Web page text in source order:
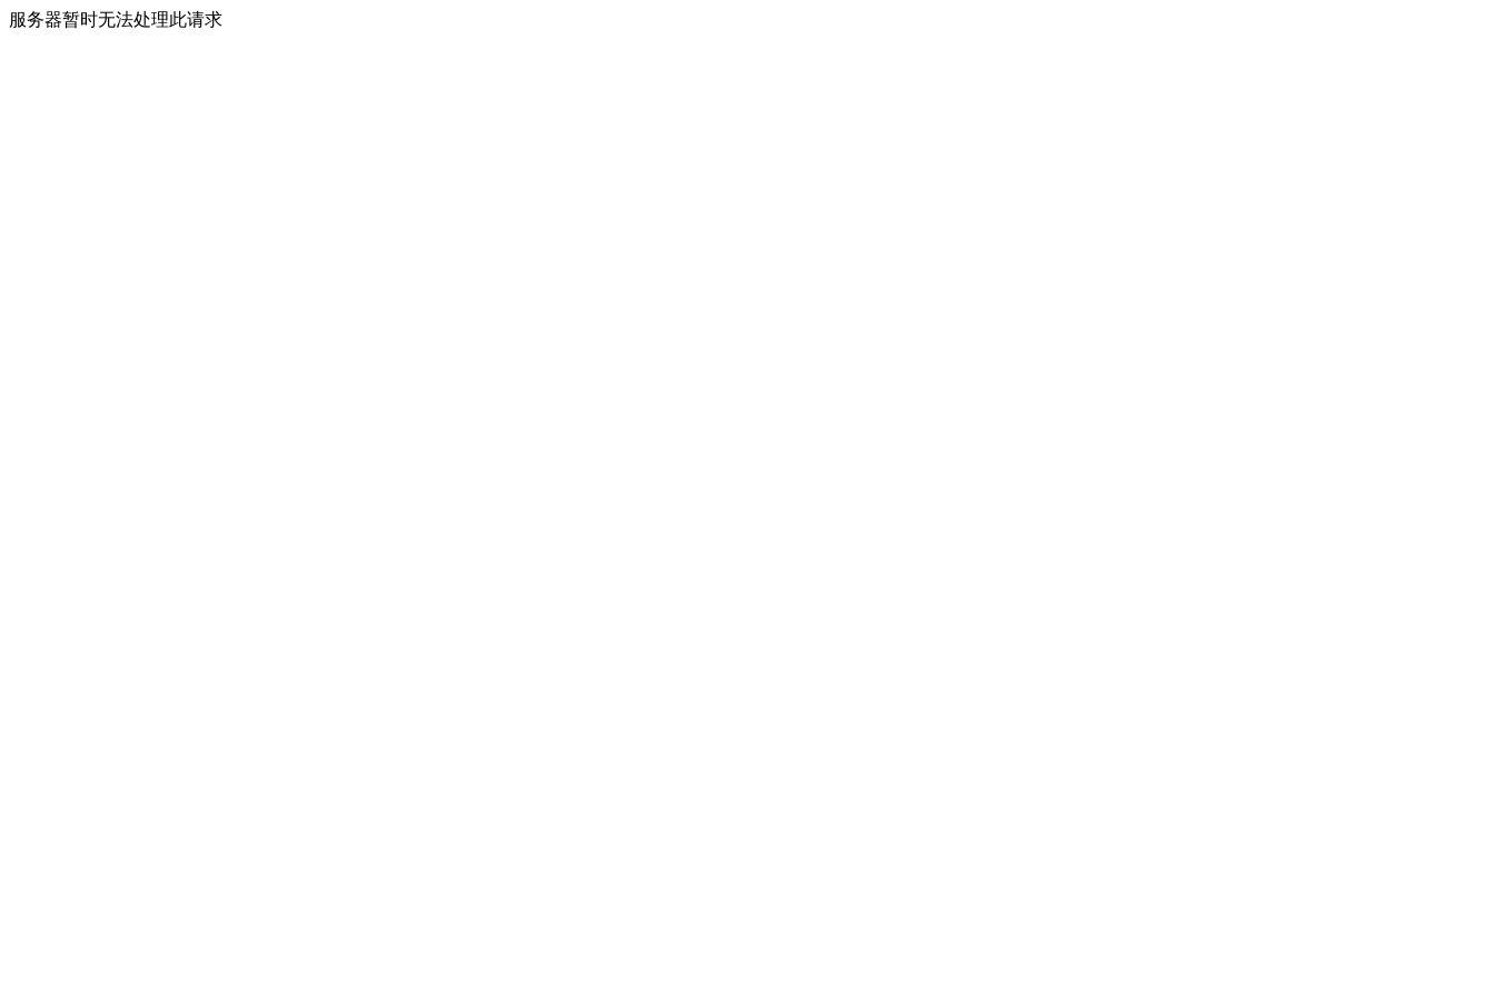
服务器暂时无法处理此请求